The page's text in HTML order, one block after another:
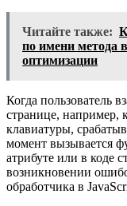
Читайте также:
по имени метода
оптимизации
Когда пользователь
странице, например,
клавиатуры,
момент вызывается
атрибуте или в коде
возникновении
обработчика в